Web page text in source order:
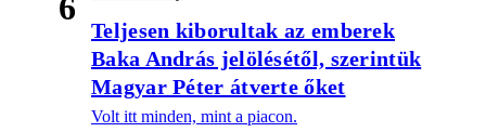
Teljesen kiborultak az emberek
Baka András jelölésétől, szerintük
Magyar Péter átverte őket
Volt itt minden, mint a piacon.